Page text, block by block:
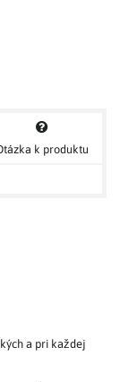
k produktu
a pri každej